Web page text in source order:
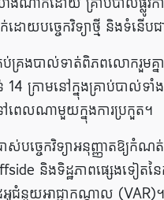
ដោយបច្ចេកវិទ្យាថ្មី និងទំនើ
ប់គ្រងបាល់ទាត់ពិភពលោករួមគ្
14 ក្រាមនៅក្នុងគ្រាប់បាល់ទ
ពេលណាមួយក្នុងការប្រកួត។
រាស់បច្ចេកវិទ្យាអនុញ្ញាតឱ្យ
និងទិដ្ឋភាពផ្សេងទៀត
េអូជំនួយអាជ្ញាកណ្តាល (VAR)។